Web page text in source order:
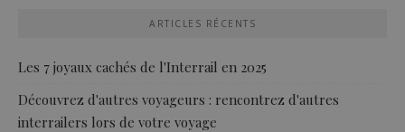
ARTICLES RÉCENTS
Les 7 joyaux cachés de l'Interrail en 2025
Découvrez d'autres voyageurs : rencontrez d'autres
interrailers lors de votre voyage